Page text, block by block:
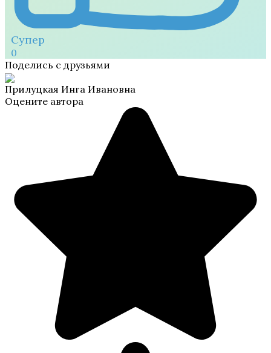
Супер
0
Поделись с друзьями
Прилуцкая Инга Ивановна
Оцените автора